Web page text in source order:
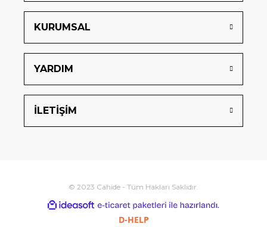
KURUMSAL
YARDIM
İLETİŞİM
© 2023 Cahide - Tüm Hakları Saklıdır.
D-HELP
ideasoft
e-